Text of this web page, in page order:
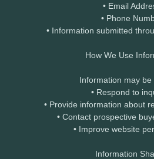
• Email
• Phone
• Information submitted
How We Use
Information may be
• Respond to
• Provide information about
• Contact prospective
• Improve website
Information